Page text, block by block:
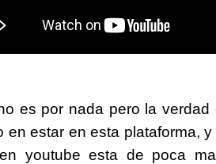
es por nada pero la
en estar en esta plataforma,
youtube esta de poca